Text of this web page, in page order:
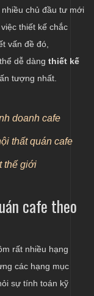
chủ đầu tư mới
thiết kế chắc
vấn đề đó,
dễ dàng thiết kế
tượng nhất.
doanh cafe
thất quán cafe
thế giới
cafe theo
rất nhiều hạng
các hạng mục
sự tính toán kỹ